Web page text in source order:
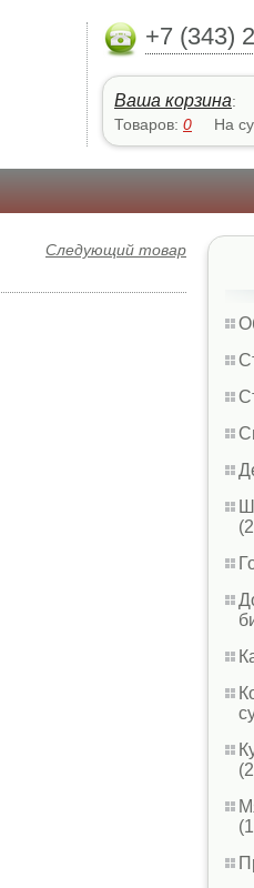
+7 (343)
Ваша корзина:
Товаров: 0 На
Следующий товар